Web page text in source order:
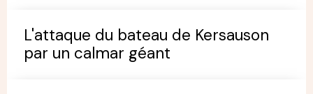
L'attaque du bateau de Kersauson
par un calmar géant